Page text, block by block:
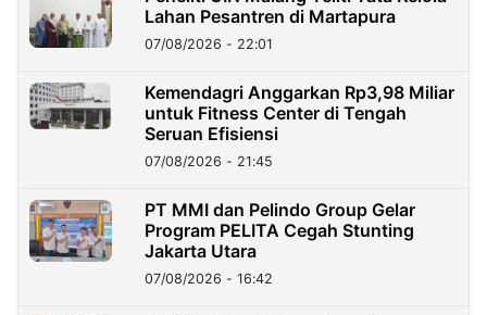
Lahan Pesantren di Martapura
07/08/2026 - 22:01
Kemendagri Anggarkan Rp3,98 Miliar
untuk Fitness Center di Tengah
Seruan Efisiensi
07/08/2026 - 21:45
PT MMI dan Pelindo Group Gelar
Program PELITA Cegah Stunting
Jakarta Utara
07/08/2026 - 16:42